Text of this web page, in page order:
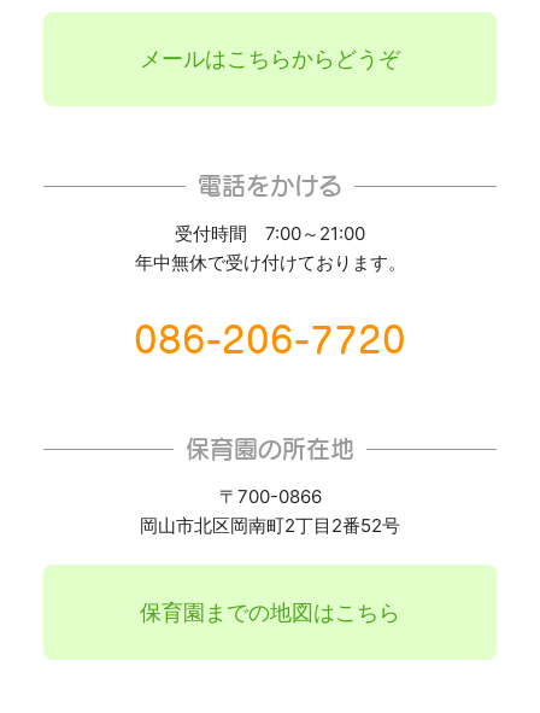
メールはこちらからどうぞ
電話をかける
受付時間 7:00～21:00
年中無休で受け付けております。
086-206-7720
保育園の所在地
〒700-0866
岡山市北区岡南町2丁目2番52号
保育園までの地図はこちら